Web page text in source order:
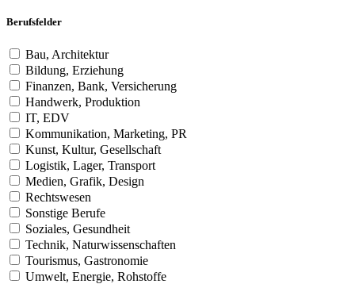
Berufsfelder
Bau, Architektur
Bildung, Erziehung
Finanzen, Bank, Versicherung
Handwerk, Produktion
IT, EDV
Kommunikation, Marketing, PR
Kunst, Kultur, Gesellschaft
Logistik, Lager, Transport
Medien, Grafik, Design
Rechtswesen
Sonstige Berufe
Soziales, Gesundheit
Technik, Naturwissenschaften
Tourismus, Gastronomie
Umwelt, Energie, Rohstoffe